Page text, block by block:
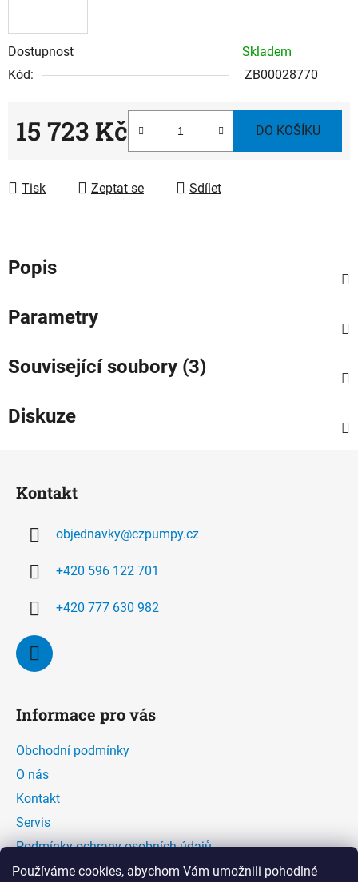
Používáme cookies, abychom Vám umožnili pohodlné
Dostupnost
Skladem
Kód:
ZB00028770
15 723 Kč DO KOŠÍKU
Tisk Zeptat se Sdílet
Popis
Parametry
Související soubory (3)
Diskuze
Kontakt
objednavky@czpumpy.cz
+420 596 122 701
+420 777 630 982
Informace pro vás
Obchodní podmínky
O nás
Kontakt
Servis
Podmínky ochrany osobních údajů
Kontaktní formulář